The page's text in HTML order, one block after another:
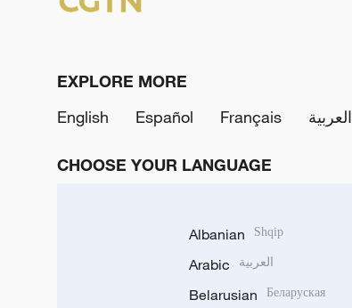
EXPLORE MORE
English
Español Français العربية
CHOOSE YOUR LANGUAGE
Albanian Shqip
Arabic العربية
Belarusian Беларуская